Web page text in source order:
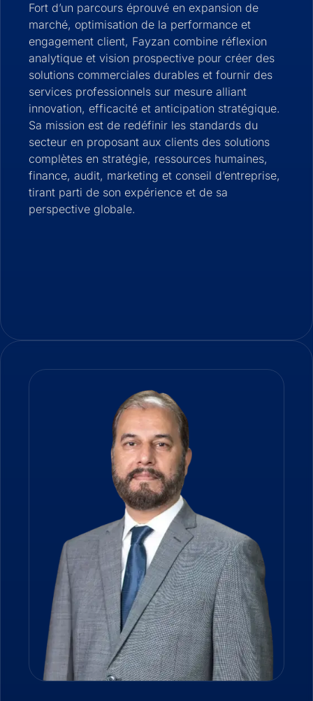
Fort d’un parcours éprouvé en expansion de
marché, optimisation de la performance et
engagement client, Fayzan combine réflexion
analytique et vision prospective pour créer des
solutions commerciales durables et fournir des
services professionnels sur mesure alliant
innovation, efficacité et anticipation stratégique.
Sa mission est de redéfinir les standards du
secteur en proposant aux clients des solutions
complètes en stratégie, ressources humaines,
finance, audit, marketing et conseil d’entreprise,
tirant parti de son expérience et de sa
perspective globale.